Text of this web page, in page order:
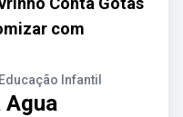
com
Infantil
Agua